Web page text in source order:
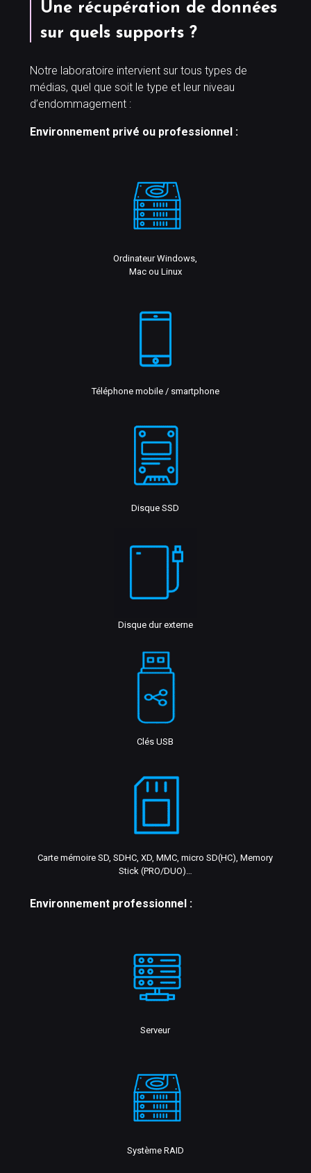
Une récupération de données
sur quels supports ?
Notre laboratoire intervient sur tous types de
médias, quel que soit le type et leur niveau
d’endommagement :
Environnement privé ou professionnel :
Ordinateur Windows,
Mac ou Linux
Téléphone mobile / smartphone
Disque SSD
Disque dur externe
Clés USB
Carte mémoire SD, SDHC, XD, MMC, micro SD(HC), Memory
Stick (PRO/DUO)…
Environnement professionnel :
Serveur
Système RAID